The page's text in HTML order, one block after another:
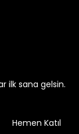
ilk sana gelsin.
Hemen Katıl